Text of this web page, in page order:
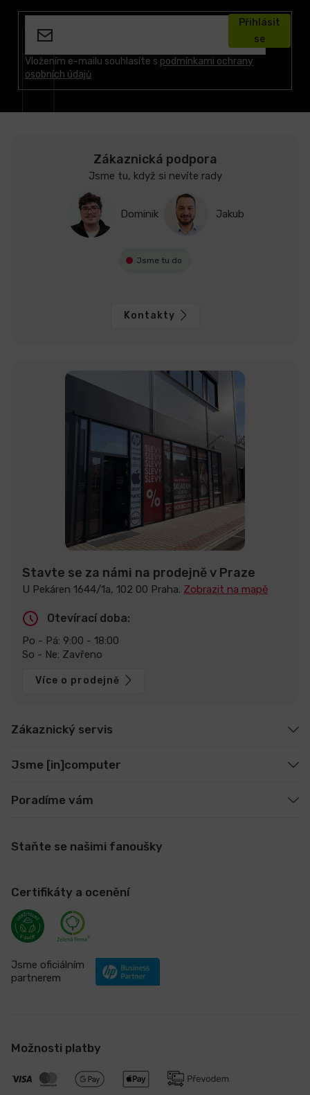
Vložením e-mailu souhlasíte s podmínkami ochrany
osobních údajů
Přihlásit
se
Zákaznická podpora
Jsme tu, když si nevíte rady
Dominik Jakub
Jsme tu do
Kontakty
Stavte se za námi na prodejně v Praze
U Pekáren 1644/1a, 102 00 Praha. Zobrazit na mapě
Otevírací doba:
Po - Pá: 9:00 - 18:00
So - Ne: Zavřeno
Více o prodejně
Zákaznický servis
Jsme [in]computer
Poradíme vám
Staňte se našimi fanoušky
Certifikáty a ocenění
Jsme oficiálním
partnerem
Možnosti platby